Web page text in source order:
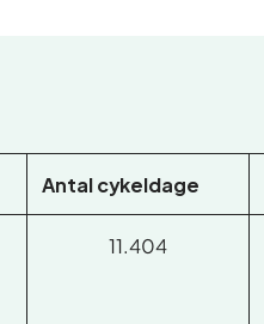
Antal cykeldage
11.404